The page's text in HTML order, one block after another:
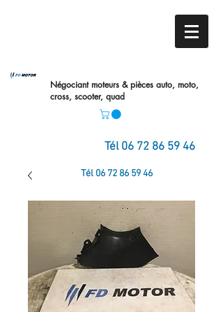
Négociant moteurs & pièces auto, moto,
cross, scooter, quad
Tél 06 72 86 59 46
Tél 06 72 86 59 46